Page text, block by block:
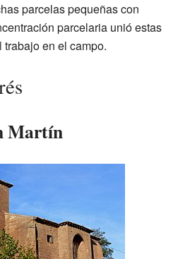
parcelas pequeñas con
parcelaria unió estas
en el campo.
Martín